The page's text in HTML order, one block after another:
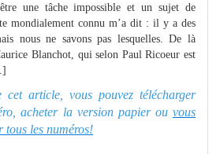
être une tâche impossible et un sujet de
mondialement connu m’a dit : il y a des
nous ne savons pas lesquelles. De là
Blanchot, qui selon Paul Ricoeur est
article, vous pouvez télécharger
acheter la version papier ou vous
tous les numéros!